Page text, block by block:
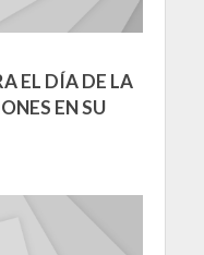
EL DÍA DE LA
EN SU